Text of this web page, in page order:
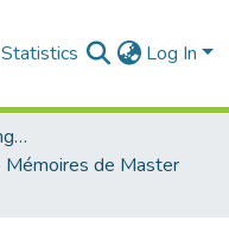
Statistics Log In
Faculté des langues étrangères
Mémoires de Master